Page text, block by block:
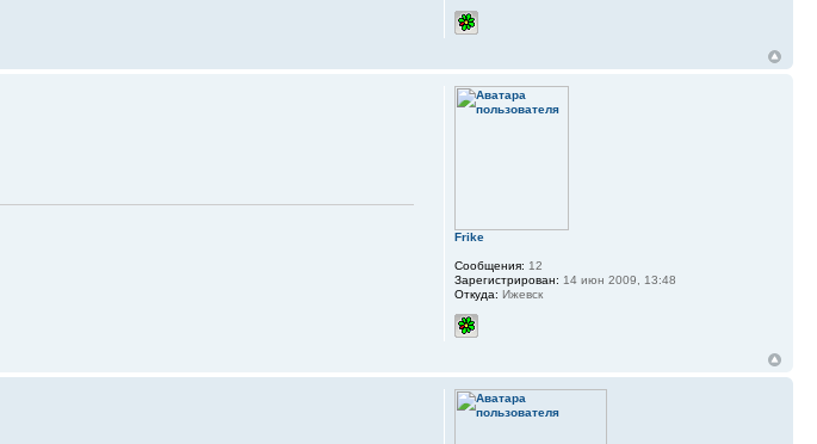
Frike
Сообщения: 12
Зарегистрирован: 14 июн 2009, 13:48
Откуда: Ижевск